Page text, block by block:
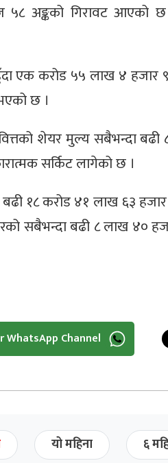
अङ्कको गिरावट आएको
एक करोड ५५ लाख ४ हजार
छ ।
शेयर मुल्य सबैभन्दा
सर्किट लागेको छ ।
१८ करोड ४१ लाख ६३
सबैभन्दा बढी ८ लाख ४०
WhatsApp Channel
यो महिना ६